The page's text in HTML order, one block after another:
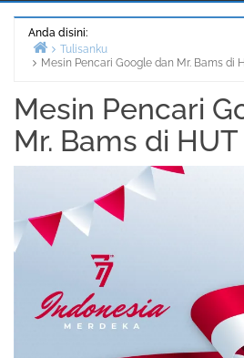
Anda disini:
Beranda
Tulisanku
Mesin Pencari Google dan Mr. Bams di
Mesin Pencari
Mr. Bams di